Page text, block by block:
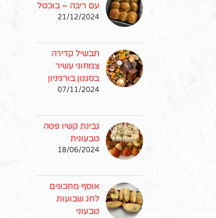
עם ריבה – בוכטל
21/12/2024
תבשיל קדירה
צמחוני עשיר
בסגנון בורגיניון
07/11/2024
גבינת קשיו פטה
טבעונית
18/06/2024
אוסף מתכונים
לחג שבועות
טבעוני